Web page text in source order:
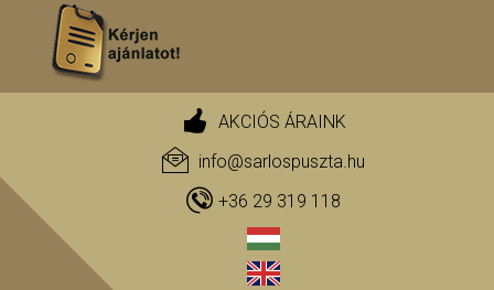
AKCIÓS ÁRAINK
info@sarlospuszta.hu
+36 29 319 118